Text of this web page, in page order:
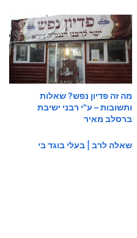
מה זה פדיון נפש? שאלות
ותשובות – ע"י רבני ישיבת
ברסלב מאיר
שאלה לרב | בעלי בוגד בי